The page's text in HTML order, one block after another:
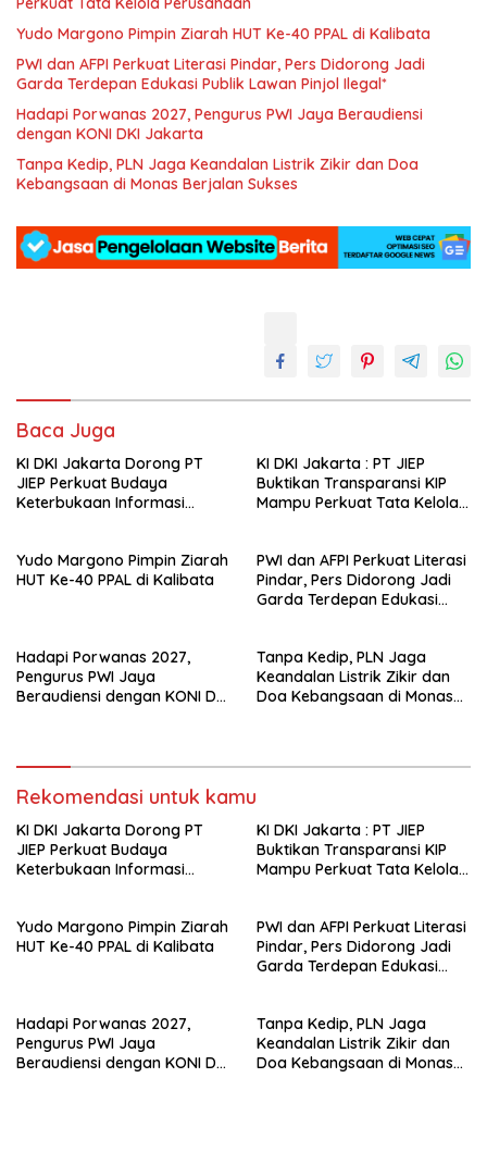
Yudo Margono Pimpin Ziarah HUT Ke-40 PPAL di Kalibata
PWI dan AFPI Perkuat Literasi Pindar, Pers Didorong Jadi
Garda Terdepan Edukasi Publik Lawan Pinjol Ilegal*
Hadapi Porwanas 2027, Pengurus PWI Jaya Beraudiensi
dengan KONI DKI Jakarta
Tanpa Kedip, PLN Jaga Keandalan Listrik Zikir dan Doa
Kebangsaan di Monas Berjalan Sukses
Baca Juga
KI DKI Jakarta Dorong PT
JIEP Perkuat Budaya
Keterbukaan Informasi
KI DKI Jakarta : PT JIEP
Buktikan Transparansi KIP
Mampu Perkuat Tata Kelola
Yudo Margono Pimpin Ziarah
HUT Ke-40 PPAL di Kalibata
PWI dan AFPI Perkuat Literasi
Pindar, Pers Didorong Jadi
Garda Terdepan Edukasi
Hadapi Porwanas 2027,
Pengurus PWI Jaya
Beraudiensi dengan KONI DKI
Tanpa Kedip, PLN Jaga
Keandalan Listrik Zikir dan
Doa Kebangsaan di Monas
Rekomendasi untuk kamu
KI DKI Jakarta Dorong PT
JIEP Perkuat Budaya
Keterbukaan Informasi
KI DKI Jakarta : PT JIEP
Buktikan Transparansi KIP
Mampu Perkuat Tata Kelola
Yudo Margono Pimpin Ziarah
HUT Ke-40 PPAL di Kalibata
PWI dan AFPI Perkuat Literasi
Pindar, Pers Didorong Jadi
Garda Terdepan Edukasi
Hadapi Porwanas 2027,
Pengurus PWI Jaya
Beraudiensi dengan KONI DKI
Tanpa Kedip, PLN Jaga
Keandalan Listrik Zikir dan
Doa Kebangsaan di Monas